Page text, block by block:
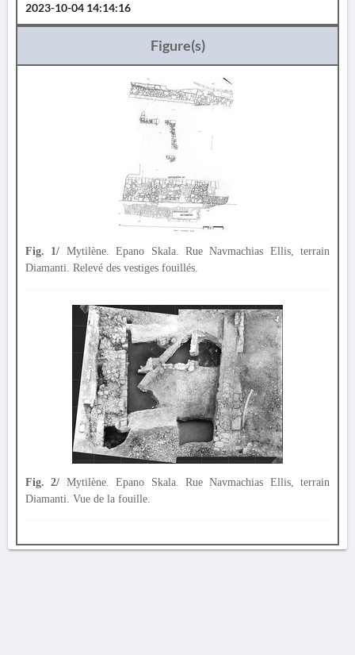
2023-10-04 14:14:16
Figure(s)
Fig. 1/ Mytilène. Epano Skala. Rue Navmachias Ellis, terrain
Diamanti. Relevé des vestiges fouillés.
Fig. 2/ Mytilène. Epano Skala. Rue Navmachias Ellis, terrain
Diamanti. Vue de la fouille.